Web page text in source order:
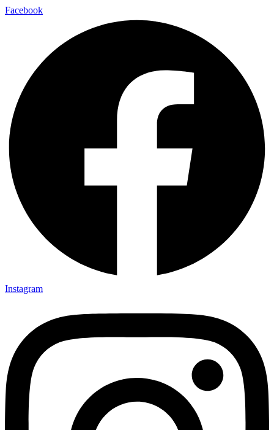
Facebook
Instagram